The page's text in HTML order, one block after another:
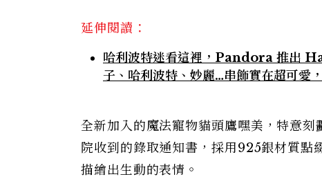
延伸閱讀：
哈利波特迷看這裡，Pandora 推出
子、哈利波特、妙麗…串飾實在超可愛
全新加入的魔法寵物貓頭鷹嘿美，特意
院收到的錄取通知書，採用925銀材質點
描繪出生動的表情。